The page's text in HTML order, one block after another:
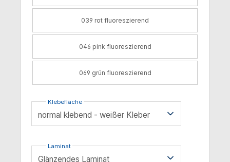
039 rot fluoreszierend
046 pink fluoreszierend
069 grün fluoreszierend
Klebefläche
Laminat